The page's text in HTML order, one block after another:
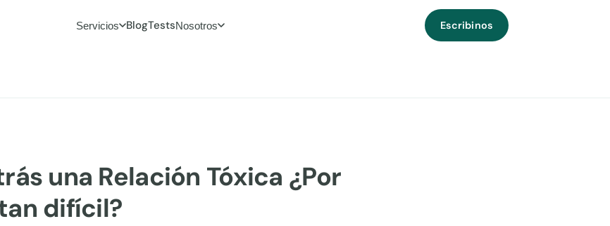
Servicios BlogTestsNosotros Escribinos
una Relación Tóxica ¿Por
difícil?